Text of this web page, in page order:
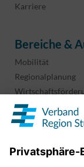
Karriere
Bereiche &
Mobilität
Regionalplanung
Sport und Kultur
Projekte &